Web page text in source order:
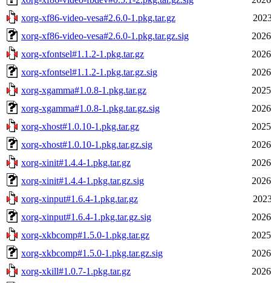
xorg-xf86-video-vesa#2.6.0-1.pkg.tar.gz
xorg-xf86-video-vesa#2.6.0-1.pkg.tar.gz.sig
xorg-xfontsel#1.1.2-1.pkg.tar.gz
xorg-xfontsel#1.1.2-1.pkg.tar.gz.sig
xorg-xgamma#1.0.8-1.pkg.tar.gz
xorg-xgamma#1.0.8-1.pkg.tar.gz.sig
xorg-xhost#1.0.10-1.pkg.tar.gz
xorg-xhost#1.0.10-1.pkg.tar.gz.sig
xorg-xinit#1.4.4-1.pkg.tar.gz
xorg-xinit#1.4.4-1.pkg.tar.gz.sig
xorg-xinput#1.6.4-1.pkg.tar.gz
xorg-xinput#1.6.4-1.pkg.tar.gz.sig
xorg-xkbcomp#1.5.0-1.pkg.tar.gz
xorg-xkbcomp#1.5.0-1.pkg.tar.gz.sig
xorg-xkill#1.0.7-1.pkg.tar.gz